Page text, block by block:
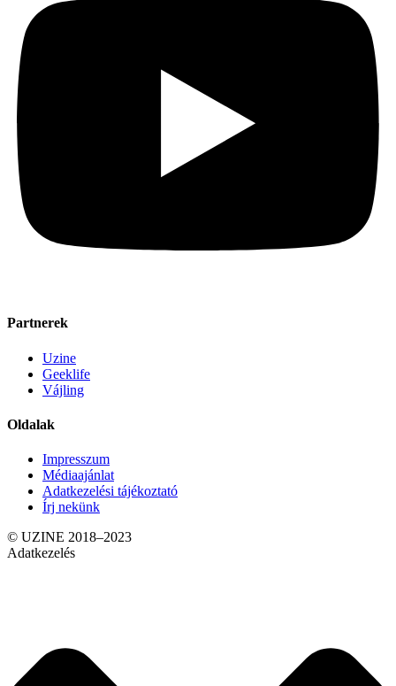
Partnerek
Uzine
Geeklife
Vájling
Oldalak
Impresszum
Médiaajánlat
Adatkezelési tájékoztató
Írj nekünk
© UZINE 2018–2023
Adatkezelés